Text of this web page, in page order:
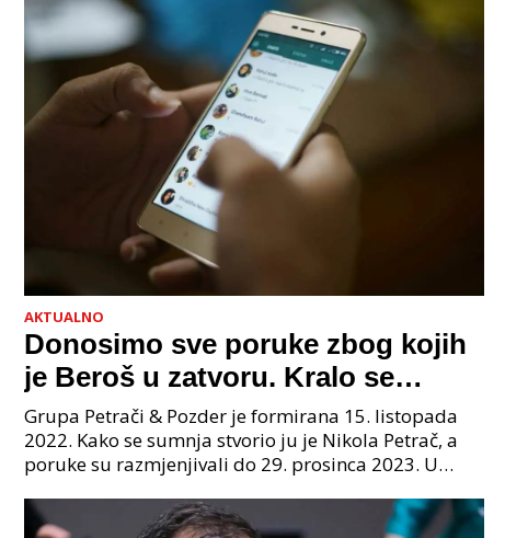
AKTUALNO
Donosimo sve poruke zbog kojih
je Beroš u zatvoru. Kralo se
godinama. Tko će iz vlade biti
sljedeći uhićen?
Grupa Petrači & Pozder je formirana 15. listopada
2022. Kako se sumnja stvorio ju je Nikola Petrač, a
poruke su razmjenjivali do 29. prosinca 2023. U